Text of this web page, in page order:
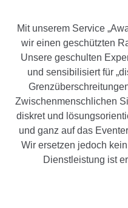
Mit unserem Service
wir einen geschützten
Unsere geschulten
und sensibilisiert für
Zwischenmenschlichen
diskret und
und ganz auf das
Wir ersetzen jedoch
Dienstleistung ist